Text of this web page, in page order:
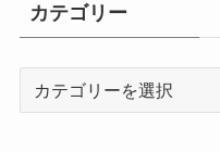
カテゴリー